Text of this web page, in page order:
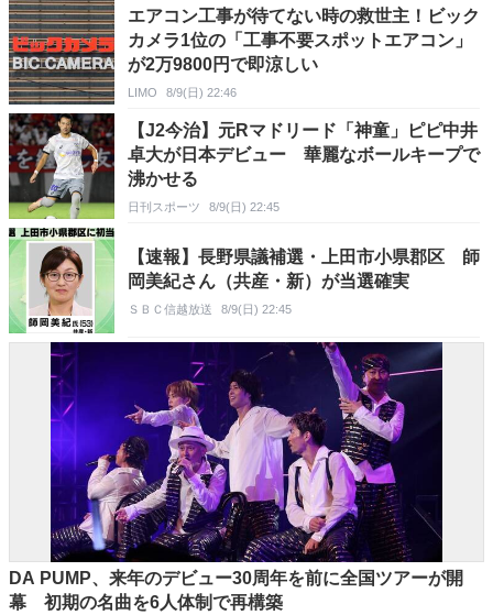
エアコン工事が待てない時の救世主！ビック
カメラ1位の「工事不要スポットエアコン」
が2万9800円で即涼しい
LIMO 8/9(日) 22:46
【J2今治】元Rマドリード「神童」ピピ中井
卓大が日本デビュー 華麗なボールキープで
沸かせる
日刊スポーツ 8/9(日) 22:45
【速報】長野県議補選・上田市小県郡区 師
岡美紀さん（共産・新）が当選確実
ＳＢＣ信越放送 8/9(日) 22:45
DA PUMP、来年のデビュー30周年を前に全国ツアーが開
幕 初期の名曲を6人体制で再構築